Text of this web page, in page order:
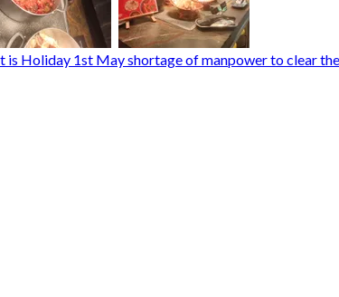
Holiday 1st May shortage of manpower to clear